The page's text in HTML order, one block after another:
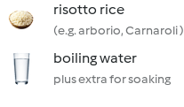
risotto rice
(e.g. arborio, Carnaroli )
boiling water
plus extra for soaking